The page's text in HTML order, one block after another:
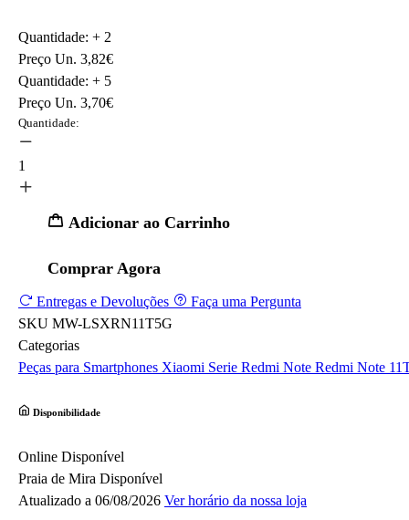
Quantidade: + 2
Preço Un. 3,82€
Quantidade: + 5
Preço Un. 3,70€
Quantidade:
1
Adicionar ao Carrinho
Comprar Agora
Entregas e Devoluções
Faça uma Pergunta
SKU MW-LSXRN11T5G
Categorias
Peças para Smartphones Xiaomi Serie Redmi Note Redmi Note
Disponibilidade
Online Disponível
Praia de Mira Disponível
Atualizado a 06/08/2026 Ver horário da nossa loja